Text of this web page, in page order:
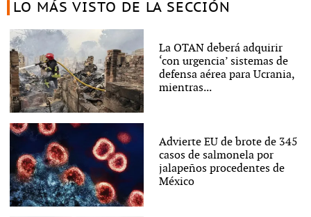
LO MÁS VISTO DE LA SECCIÓN
La OTAN deberá adquirir
‘con urgencia’ sistemas de
defensa aérea para Ucrania,
mientras...
Advierte EU de brote de 345
casos de salmonela por
jalapeños procedentes de
México